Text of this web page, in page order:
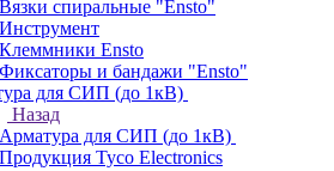
Вязки спиральные "Ensto"
Инструмент
Клеммники Ensto
Фиксаторы и бандажи "Ensto"
для СИП (до 1кВ)
Назад
Арматура для СИП (до 1кВ)
Продукция Tyco Electronics